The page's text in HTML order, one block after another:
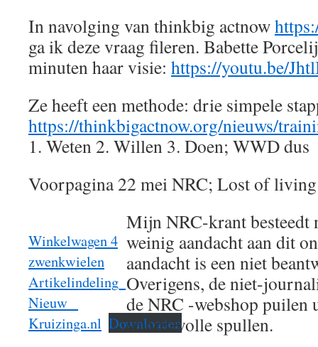
In navolging van thinkbig actnow
ga ik deze vraag fileren. Babette
minuten haar visie: https://youtu.be/
Ze heeft een methode: drie simpele
https://thinkbigactnow.org/nieuws/
1. Weten 2. Willen 3. Doen; WWD dus
Voorpagina 22 mei NRC; Lost of living
Winkelwagen 4
zwenkwielen
Artikelindeling_
Nieuw _
Kruizinga.nl Downloaden
Mijn NRC-krant besteedt
weinig aandacht aan dit
aandacht is een niet
Overigens, de niet-
de NRC -webshop puilen
waardevolle spullen.